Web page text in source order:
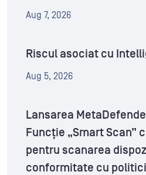
Aug 7, 2026
Riscul asociat cu
Aug 5, 2026
Lansarea
Funcție „Smart Scan”
pentru scanarea
conformitate cu